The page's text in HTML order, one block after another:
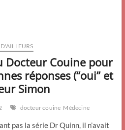
Docteur Couine pour
réponses (“oui” et
Simon
docteur couine Médecine
pas la série Dr Quinn, il n’avait